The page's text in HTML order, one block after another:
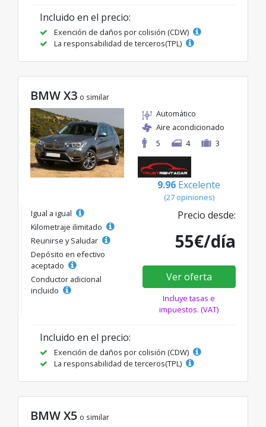
Incluido en el precio:
Exención de daños por colisión (CDW)
La responsabilidad de terceros(TPL)
BMW X3 o similar
Automático
Aire acondicionado
5
4 3
9.96 Excelente
(27 opiniones)
Igual a igual
Kilometraje ilimitado
Reunirse y Saludar
Depósito en efectivo
aceptado
Conductor adicional
incluido
Precio desde:
55€/día
Ver oferta
Incluye tasas e
impuestos. (VAT)
Incluido en el precio:
Exención de daños por colisión (CDW)
La responsabilidad de terceros(TPL)
BMW X5 o similar